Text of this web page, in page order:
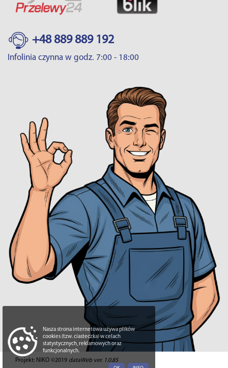
+48 889 889 192
Infolinia czynna w godz. 7:00 - 18:00
Projekt: NIKO ©2019 dataWeb ver. 1.0.85
Nasza strona internetowa używa plików
cookies (tzw. ciasteczka) w celach
statystycznych, reklamowych oraz
funkcjonalnych.